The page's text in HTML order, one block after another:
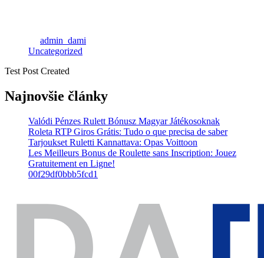
admin_dami
Uncategorized
Test Post Created
Najnovšie články
Valódi Pénzes Rulett Bónusz Magyar Játékosoknak
Roleta RTP Giros Grátis: Tudo o que precisa de saber
Tarjoukset Ruletti Kannattava: Opas Voittoon
Les Meilleurs Bonus de Roulette sans Inscription: Jouez
Gratuitement en Ligne!
00f29df0bbb5fcd1